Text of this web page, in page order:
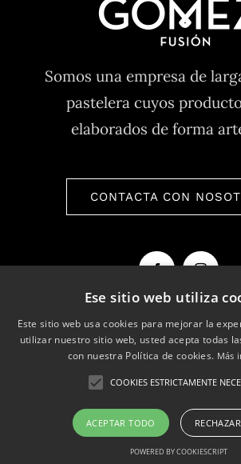
Somos una empresa de
pastelera cuyos
elaborados de forma
CONTACTA CON
Ese sitio web utiliza
Este sitio web usa cookies para mejorar la
utilizar nuestro sitio web, usted acepta todas
con nuestra Política de cookies. Más
COOKIES ESTRICTAMENTE
ACEPTAR TODO
POWERED BY COOKIESCRIPT